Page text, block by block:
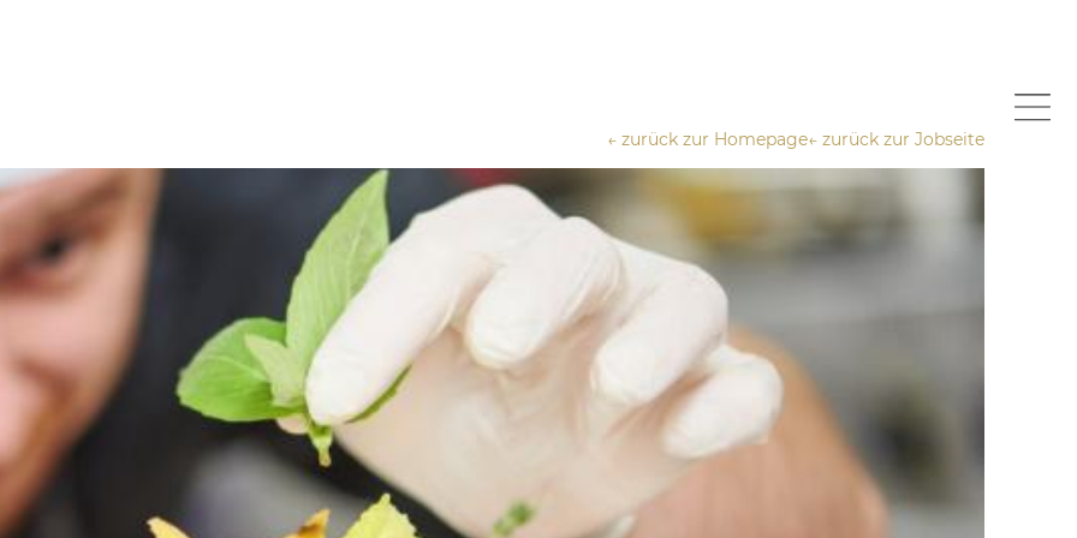
Jobs im Vertrieb
Blog & News
← zurück zur Homepage← zurück zur Jobseite